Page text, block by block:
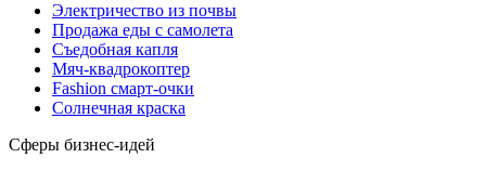
Электричество из почвы
Продажа еды с самолета
Съедобная капля
Мяч-квадрокоптер
Fashion смарт-очки
Солнечная краска
Сферы бизнес-идей